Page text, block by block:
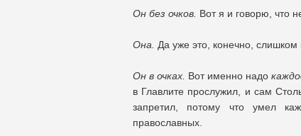
Он без очков. Вот я и говорю, что
Она. Да уже это, конечно, слишком
Он в очках. Вот именно надо
в Главлите прослужил, и сам
запретил, потому что умел
православных.